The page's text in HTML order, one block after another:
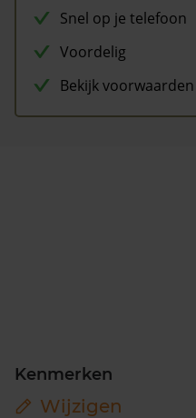
Snel op je telefoon
Voordelig
Bekijk voorwaarden
Kenmerken
Wijzigen